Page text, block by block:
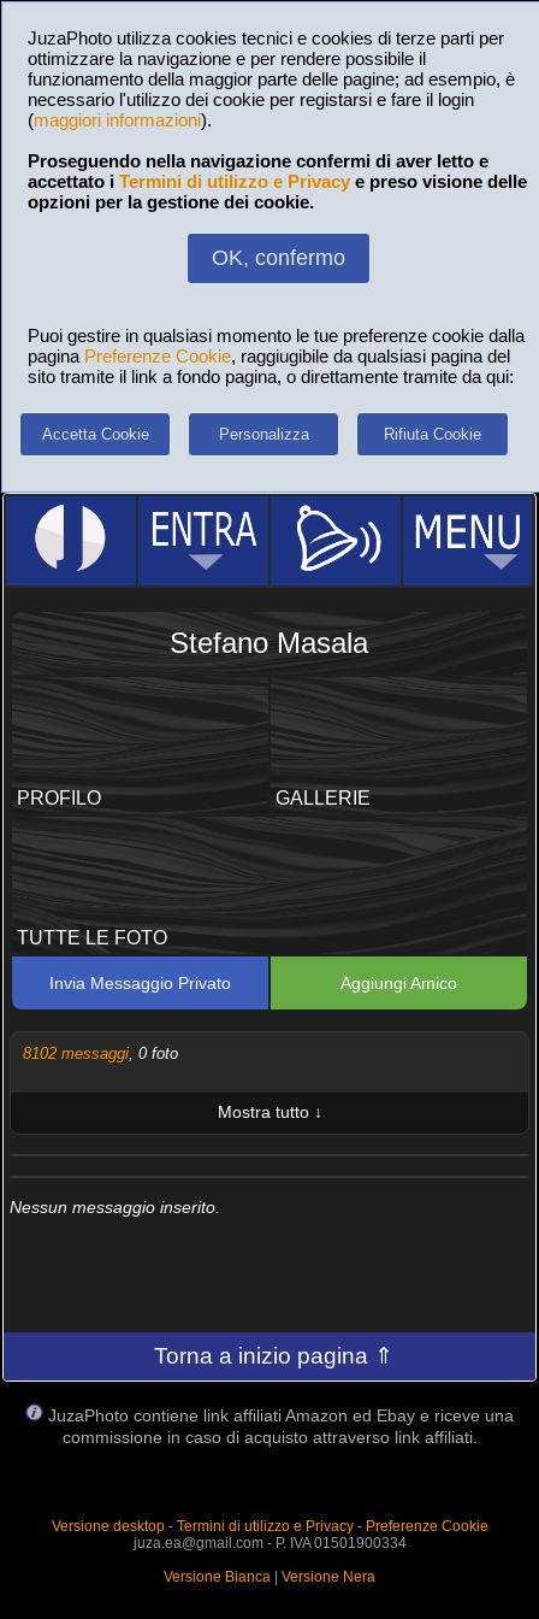
JuzaPhoto utilizza cookies tecnici e cookies di terze parti per
ottimizzare la navigazione e per rendere possibile il
funzionamento della maggior parte delle pagine; ad esempio, è
necessario l'utilizzo dei cookie per registarsi e fare il login
(maggiori informazioni).
Proseguendo nella navigazione confermi di aver letto e
accettato i Termini di utilizzo e Privacy e preso visione delle
opzioni per la gestione dei cookie.
OK, confermo
Puoi gestire in qualsiasi momento le tue preferenze cookie dalla
pagina Preferenze Cookie, raggiugibile da qualsiasi pagina del
sito tramite il link a fondo pagina, o direttamente tramite da qui:
Accetta Cookie Personalizza Rifiuta Cookie
Stefano Masala
PROFILO GALLERIE
TUTTE LE FOTO
Invia Messaggio Privato Aggiungi Amico
8102 messaggi, 0 foto
Mostra tutto ↓
ULTIME 10 FOTO PUBBLICATE
Nessun messaggio inserito.
Torna a inizio pagina ⇑
JuzaPhoto contiene link affiliati Amazon ed Ebay e riceve una
commissione in caso di acquisto attraverso link affiliati.
Versione desktop- Termini di utilizzo e Privacy- Preferenze Cookie
juza.ea@gmail.com - P. IVA 01501900334
Versione Bianca
Versione Nera